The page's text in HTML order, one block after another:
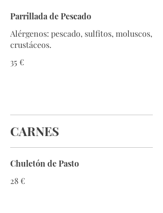
Parrillada de Pescado
Alérgenos: pescado, sulfitos, moluscos,
crustáceos.
35 €
CARNES
Chuletón de Pasto
28 €